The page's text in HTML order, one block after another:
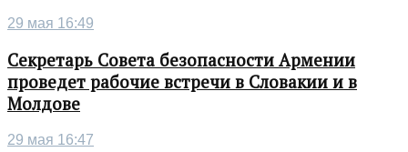
29 мая 16:49
Секретарь Совета безопасности Армении
проведет рабочие встречи в Словакии и в
Молдове
29 мая 16:47